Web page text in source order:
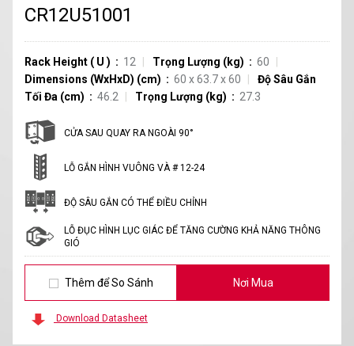
CR12U51001
Rack Height ( U ) 12 Trọng Lượng (kg)
60
Dimensions (WxHxD) (cm)
60 x 63.7 x 60
Độ Sâu Gắn
Tối Đa (cm)
46.2 Trọng Lượng (kg) 27.3
CỬA SAU QUAY RA NGOÀI 90°
LỖ GẮN HÌNH VUÔNG VÀ # 12-24
ĐỘ SÂU GẮN CÓ THỂ ĐIỀU CHỈNH
LỖ ĐỤC HÌNH LỤC GIÁC ĐỂ TĂNG CƯỜNG KHẢ NĂNG THÔNG
GIÓ
Thêm để So Sánh Nơi Mua
Download Datasheet